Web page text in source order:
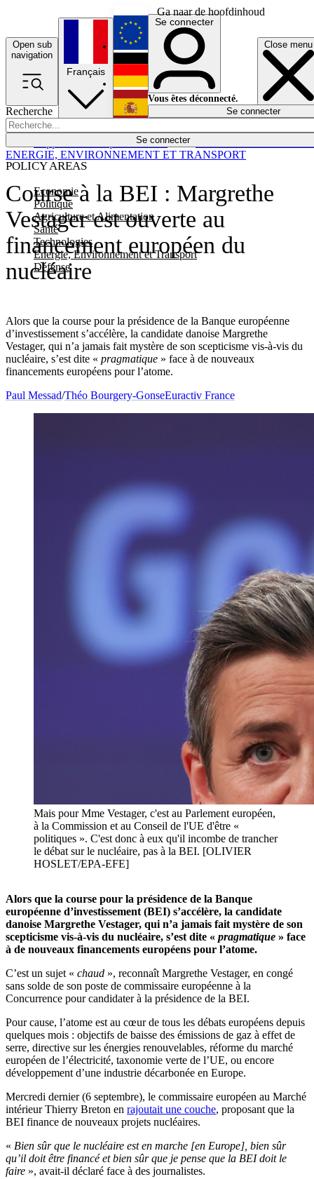
Ga naar de hoofdinhoud
Open sub
navigation
Close menu
Recherche
Se connecter
POLICY AREAS
Economie
Politique
Agriculture et Alimentation
Santé
Technologies
Energie, Environnement et Transport
Défense
Économie
Français
English
Deutsch
Español
Se connecter
Vous êtes déconnecté.
Se connecter
Course à la BEI : Margrethe
Vestager est ouverte au
financement européen du
nucléaire
Alors que la course pour la présidence de la Banque européenne
d’investissement s’accélère, la candidate danoise Margrethe
Vestager, qui n’a jamais fait mystère de son scepticisme vis-à-vis du
nucléaire, s’est dite « pragmatique » face à de nouveaux
financements européens pour l’atome.
ENERGIE, ENVIRONNEMENT ET TRANSPORT
Paul Messad/Théo Bourgery-GonseEuractiv France
Mais pour Mme Vestager, c'est au Parlement européen,
à la Commission et au Conseil de l'UE d'être «
politiques ». C'est donc à eux qu'il incombe de trancher
le débat sur le nucléaire, pas à la BEI. [OLIVIER
HOSLET/EPA-EFE]
Alors que la course pour la présidence de la Banque
européenne d’investissement (BEI) s’accélère, la candidate
danoise Margrethe Vestager, qui n’a jamais fait mystère de son
scepticisme vis-à-vis du nucléaire, s’est dite « pragmatique » face
à de nouveaux financements européens pour l’atome.
C’est un sujet « chaud », reconnaît Margrethe Vestager, en congé
sans solde de son poste de commissaire européenne à la
Concurrence pour candidater à la présidence de la BEI.
Pour cause, l’atome est au cœur de tous les débats européens depuis
quelques mois : objectifs de baisse des émissions de gaz à effet de
serre, directive sur les énergies renouvelables, réforme du marché
européen de l’électricité, taxonomie verte de l’UE, ou encore
développement d’une industrie décarbonée en Europe.
Mercredi dernier (6 septembre), le commissaire européen au Marché
intérieur Thierry Breton en rajoutait une couche, proposant que la
BEI finance de nouveaux projets nucléaires.
« Bien sûr que le nucléaire est en marche [en Europe], bien sûr
qu’il doit être financé et bien sûr que je pense que la BEI doit le
faire », avait-il déclaré face à des journalistes.